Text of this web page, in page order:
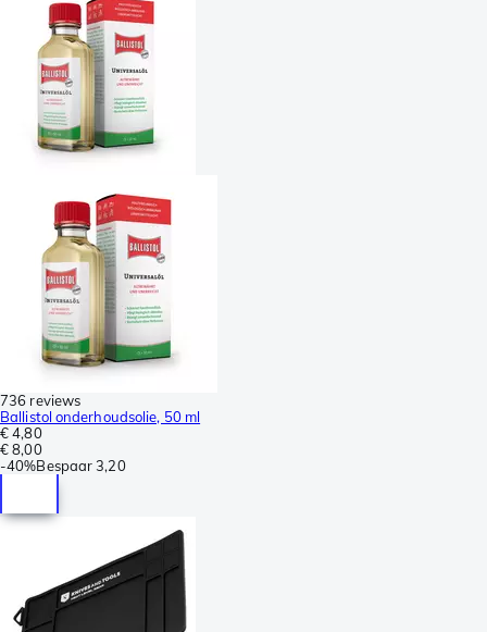
736 reviews
Ballistol onderhoudsolie, 50 ml
€ 4,80
€ 8,00
-40%Bespaar 3,20